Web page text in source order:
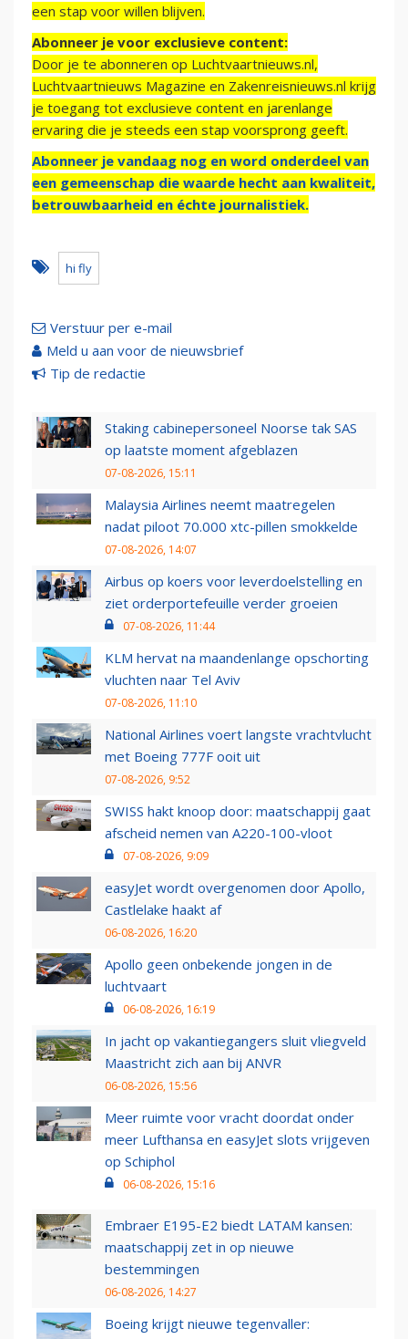
een stap voor willen blijven.
Abonneer je voor exclusieve content:
Door je te abonneren op Luchtvaartnieuws.nl,
Luchtvaartnieuws Magazine en Zakenreisnieuws.nl krijg
je toegang tot exclusieve content en jarenlange
ervaring die je steeds een stap voorsprong geeft.
Abonneer je vandaag nog en word onderdeel van
een gemeenschap die waarde hecht aan kwaliteit,
betrouwbaarheid en échte journalistiek.
hi fly
Verstuur per e-mail
Meld u aan voor de nieuwsbrief
Tip de redactie
Staking cabinepersoneel Noorse tak SAS
op laatste moment afgeblazen
07-08-2026, 15:11
Malaysia Airlines neemt maatregelen
nadat piloot 70.000 xtc-pillen smokkelde
07-08-2026, 14:07
Airbus op koers voor leverdoelstelling en
ziet orderportefeuille verder groeien
07-08-2026, 11:44
KLM hervat na maandenlange opschorting
vluchten naar Tel Aviv
07-08-2026, 11:10
National Airlines voert langste vrachtvlucht
met Boeing 777F ooit uit
07-08-2026, 9:52
SWISS hakt knoop door: maatschappij gaat
afscheid nemen van A220-100-vloot
07-08-2026, 9:09
easyJet wordt overgenomen door Apollo,
Castlelake haakt af
06-08-2026, 16:20
Apollo geen onbekende jongen in de
luchtvaart
06-08-2026, 16:19
In jacht op vakantiegangers sluit vliegveld
Maastricht zich aan bij ANVR
06-08-2026, 15:56
Meer ruimte voor vracht doordat onder
meer Lufthansa en easyJet slots vrijgeven
op Schiphol
06-08-2026, 15:16
Embraer E195-E2 biedt LATAM kansen:
maatschappij zet in op nieuwe
bestemmingen
06-08-2026, 14:27
Boeing krijgt nieuwe tegenvaller: